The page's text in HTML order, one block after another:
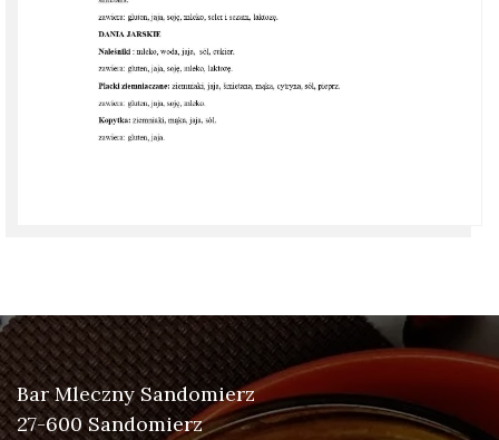
Bar Mleczny Sandomierz
27-600 Sandomierz